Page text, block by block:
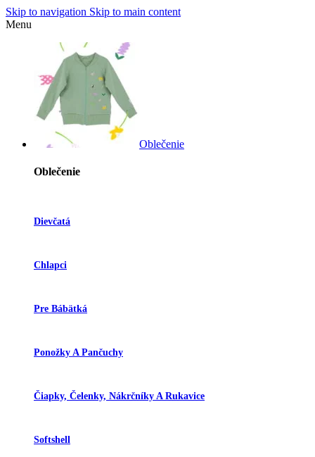
Skip to navigation Skip to main content
Menu
Oblečenie
Oblečenie
Dievčatá
Chlapci
Pre Bábätká
Ponožky A Pančuchy
Čiapky, Čelenky, Nákrčníky A Rukavice
Softshell